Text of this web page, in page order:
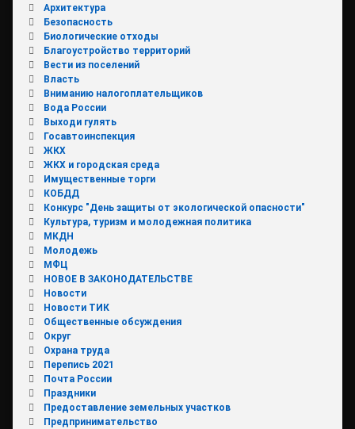
Архитектура
Безопасность
Биологические отходы
Благоустройство территорий
Вести из поселений
Власть
Вниманию налогоплательщиков
Вода России
Выходи гулять
Госавтоинспекция
ЖКХ
ЖКХ и городская среда
Имущественные торги
КОБДД
Конкурс "День защиты от экологической опасности"
Культура, туризм и молодежная политика
МКДН
Молодежь
МФЦ
НОВОЕ В ЗАКОНОДАТЕЛЬСТВЕ
Новости
Новости ТИК
Общественные обсуждения
Округ
Охрана труда
Перепись 2021
Почта России
Праздники
Предоставление земельных участков
Предпринимательство